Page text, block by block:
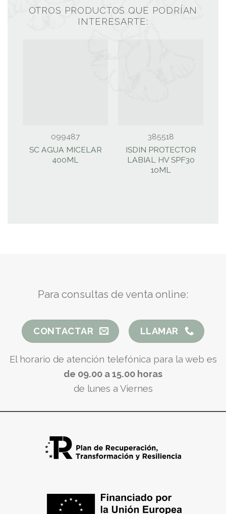
OTROS PRODUCTOS QUE PODRÍAN
INTERESARTE:
099487
SC AGUA MICELAR
400ML
385518
ISDIN PROTECTOR
LABIAL HV SPF30
10ML
Para consultas de venta online:
CONTACTAR LLAMAR
El horario de atención telefónica para la web es
de 09.00 a 15.00 horas
de lunes a Viernes